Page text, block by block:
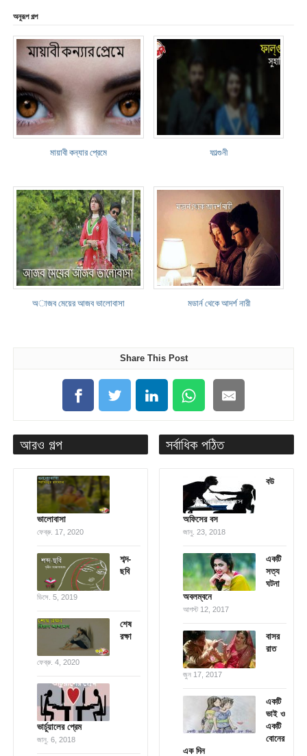
অনুরূপ গল্প
মায়াবী কন্যার প্রেমে ফাল্গুনী
অাজব মেয়ের আজব ভালোবাসা মডার্ন থেকে আদর্শ নারী
Share This Post
আরও গল্প
ভালোবাসা
ফেব্রু. 17, 2020
শব্দ-
ছবি
ডিসে. 5, 2019
শেষ
রক্ষা
ফেব্রু. 4, 2020
ভার্চুয়ালের প্রেম
জানু. 6, 2018
সর্বাধিক পঠিত
বউ
অফিসের বস
জানু. 23, 2018
একটি
সত্য
ঘটনা
অবলম্বনে
আগস্ট 12, 2017
বাসর
রাত
জুন 17, 2017
একটি
ভাই ও
একটি
বোনের
এক দিন